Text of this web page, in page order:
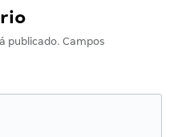
publicado. Campos